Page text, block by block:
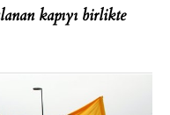
kapıyı birlikte